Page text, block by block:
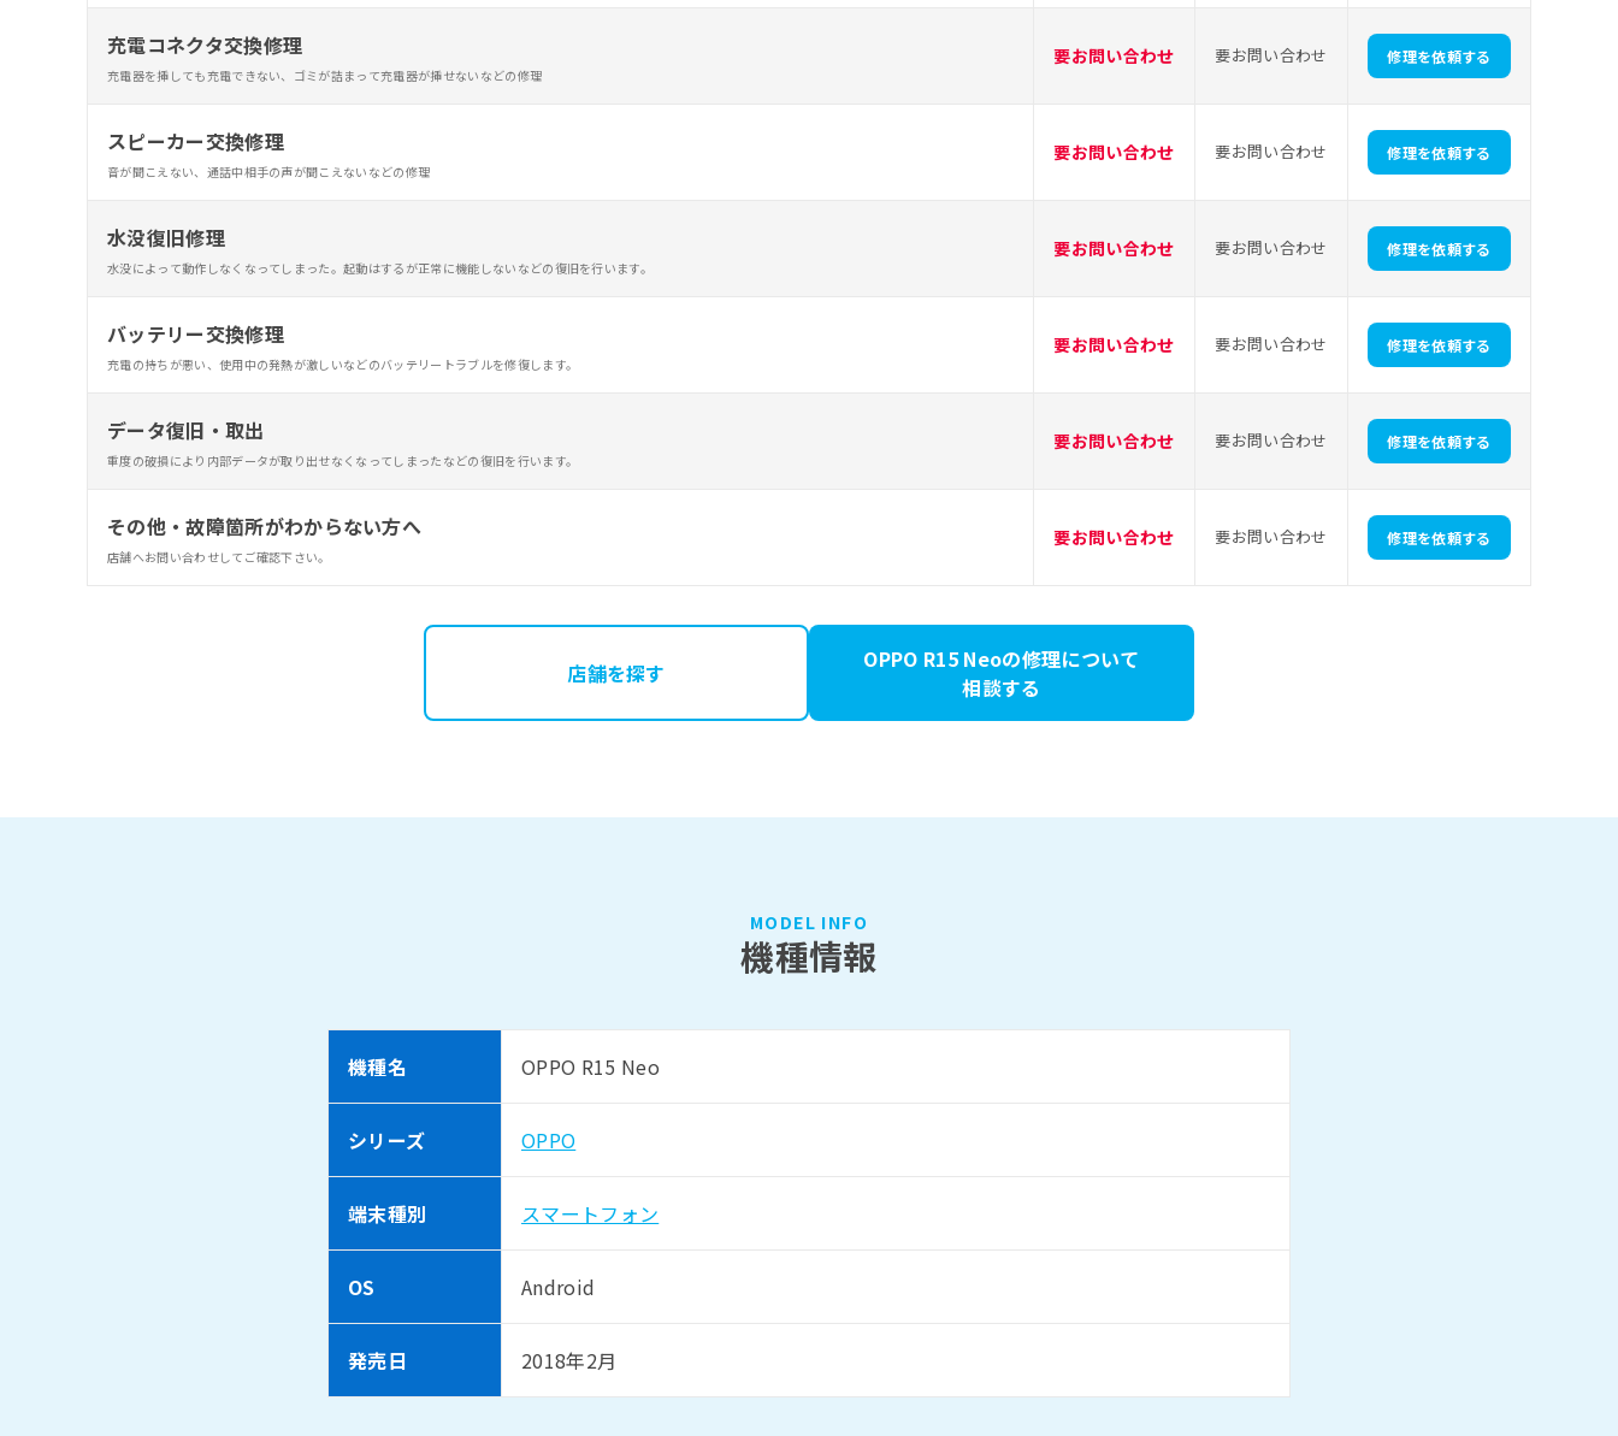
充電コネクタ交換修理
充電器を挿しても充電できない、ゴミが詰まって充電器が挿せないなどの修理
要お問い合わせ 要お問い合わせ 修理を依頼する
スピーカー交換修理
音が聞こえない、通話中相手の声が聞こえないなどの修理
要お問い合わせ 要お問い合わせ 修理を依頼する
水没復旧修理
水没によって動作しなくなってしまった。起動はするが正常に機能しないなどの復旧を行います。
要お問い合わせ 要お問い合わせ 修理を依頼する
バッテリー交換修理
充電の持ちが悪い、使用中の発熱が激しいなどのバッテリートラブルを修復します。
要お問い合わせ 要お問い合わせ 修理を依頼する
データ復旧・取出
重度の破損により内部データが取り出せなくなってしまったなどの復旧を行います。
要お問い合わせ 要お問い合わせ 修理を依頼する
その他・故障箇所がわからない方へ
店舗へお問い合わせしてご確認下さい。
要お問い合わせ 要お問い合わせ 修理を依頼する
店舗を探す
OPPO R15 Neoの修理について
相談する
MODEL INFO
機種情報
機種名 OPPO R15 Neo
シリーズ OPPO
端末種別 スマートフォン
OS Android
発売日 2018年2月